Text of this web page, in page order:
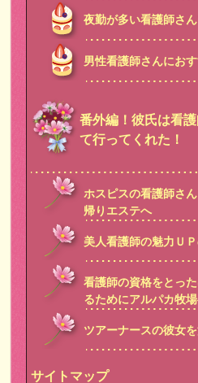
夜勤が多い看護師さ
男性看護師さんにお
番外編！彼氏は看
て行ってくれた！
ホスピスの看護師さ
帰りエステへ
美人看護師の魅力Ｕ
看護師の資格をとっ
るためにアルパカ牧
ツアーナースの彼女
サイトマップ